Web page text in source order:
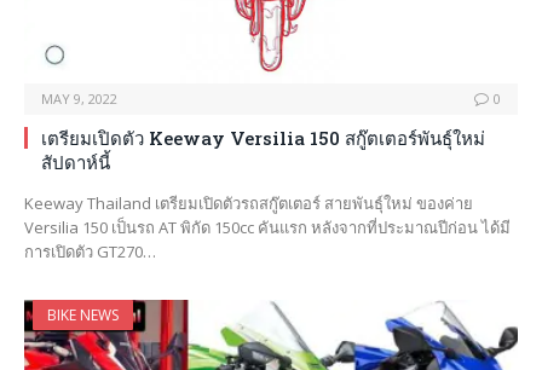
MAY 9, 2022 0
เตรียมเปิดตัว Keeway Versilia 150 สกู๊ตเตอร์พันธุ์ใหม่
สัปดาห์นี้
Keeway Thailand เตรียมเปิดตัวรถสกู๊ตเตอร์ สายพันธุ์ใหม่ ของค่าย
Versilia 150 เป็นรถ AT พิกัด 150cc คันแรก หลังจากที่ประมาณปีก่อน ได้มี
การเปิดตัว GT270…
BIKE NEWS